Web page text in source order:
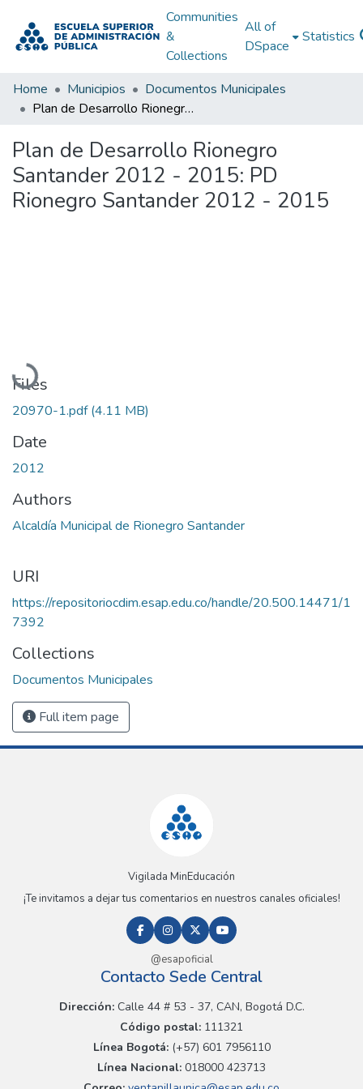
Communities
&
Collections
All of
DSpace
Statistics
Home Municipios
Documentos Municipales
Plan de Desarrollo Rionegro Santander 2012 - 2015: PD Rionegro Santander 2012 - 2015
Plan de Desarrollo Rionegro
Santander 2012 - 2015: PD
Rionegro Santander 2012 - 2015
Loading...
Files
20970-1.pdf(4.11 MB)
Date
2012
Authors
Alcaldía Municipal de Rionegro Santander
URI
https://repositoriocdim.esap.edu.co/handle/20.500.14471/1
7392
Collections
Documentos Municipales
Full item page
Vigilada MinEducación
¡Te invitamos a dejar tus comentarios en nuestros canales oficiales!
@esapoficial
Contacto Sede Central
Dirección:Calle 44 # 53 - 37, CAN, Bogotá D.C.
Código postal: 111321
Línea Bogotá:(+57) 601 7956110
Línea Nacional: 018000 423713